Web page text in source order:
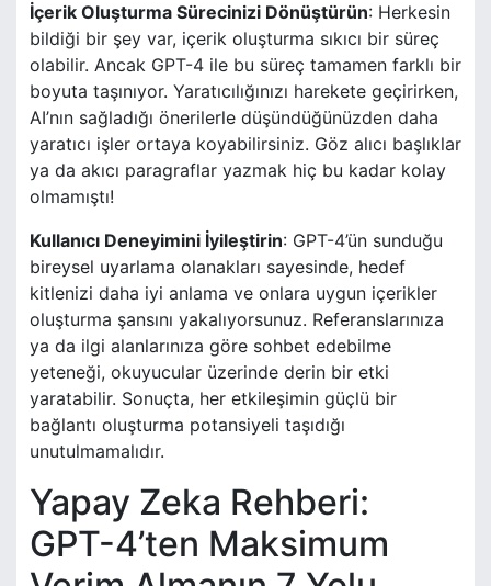
İçerik Oluşturma Sürecinizi Dönüştürün: Herkesin
bildiği bir şey var, içerik oluşturma sıkıcı bir süreç
olabilir. Ancak GPT-4 ile bu süreç tamamen farklı bir
boyuta taşınıyor. Yaratıcılığınızı harekete geçirirken,
AI’nın sağladığı önerilerle düşündüğünüzden daha
yaratıcı işler ortaya koyabilirsiniz. Göz alıcı başlıklar
ya da akıcı paragraflar yazmak hiç bu kadar kolay
olmamıştı!
Kullanıcı Deneyimini İyileştirin: GPT-4’ün sunduğu
bireysel uyarlama olanakları sayesinde, hedef
kitlenizi daha iyi anlama ve onlara uygun içerikler
oluşturma şansını yakalıyorsunuz. Referanslarınıza
ya da ilgi alanlarınıza göre sohbet edebilme
yeteneği, okuyucular üzerinde derin bir etki
yaratabilir. Sonuçta, her etkileşimin güçlü bir
bağlantı oluşturma potansiyeli taşıdığı
unutulmamalıdır.
Yapay Zeka Rehberi:
GPT-4’ten Maksimum